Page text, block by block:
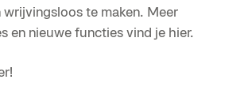
wrijvingsloos te maken. Meer
en nieuwe functies vind je hier.